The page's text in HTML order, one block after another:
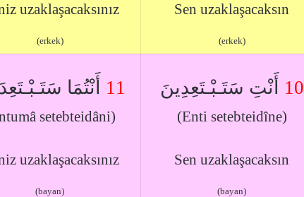
uzaklaşacaksınız
(erkek)
Sen uzaklaşacaksın
(erkek)
أَنْتُمَا 11
setebteidâni)
uzaklaşacaksınız
(bayan)
أَنْتِ سَتَـبْـتَعِدِينَ 10
(Enti setebteidîne)
Sen uzaklaşacaksın
(bayan)